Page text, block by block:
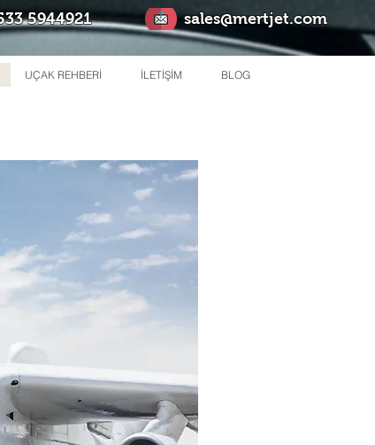
UÇAK REHBERİ İLETİŞİM BLOG
5944921 sales@mertjet.com